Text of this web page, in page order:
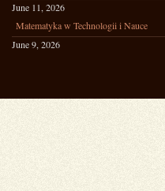
June 11, 2026
Matematyka w Technologii i Nauce
June 9, 2026